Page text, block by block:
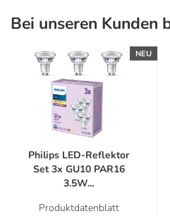
Bei unseren Kunden
NEU
Philips LED-Reflektor
Set 3x GU10 PAR16
3.5W...
Produktdatenblatt